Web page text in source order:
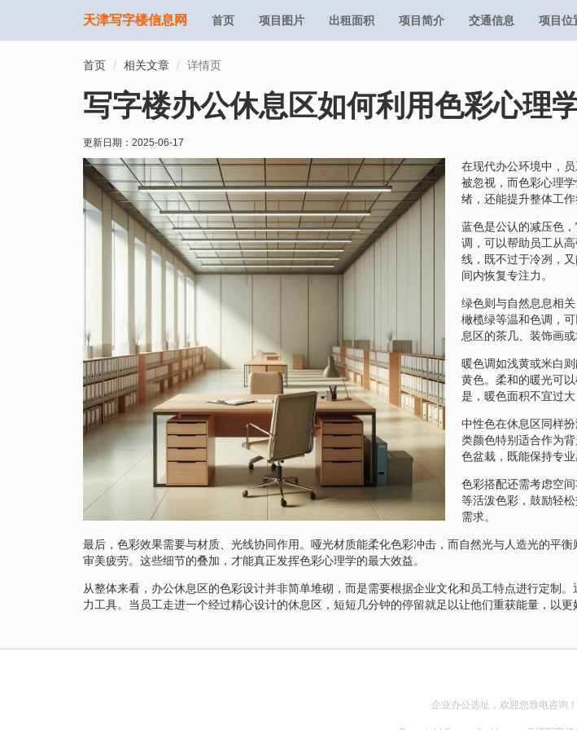
天津写字楼信息网 首页 项目图片 出租面积 项目简介 交通信息 项目位
首页 相关文章 详情页
写字楼办公休息区如何利用色彩心理
更新日期： 2025-06-17
在现代办公环境中，
被忽视，而色彩心理
绪，还能提升整体工
蓝色是公认的减压色
调，可以帮助员工从
线，既不过于冷冽，
间内恢复专注力。
绿色则与自然息息相
橄榄绿等温和色调，
息区的茶几、装饰画
暖色调如浅黄或米白
黄色。柔和的暖光可
是，暖色面积不宜过
中性色在休息区同样
类颜色特别适合作为
色盆栽，既能保持专业
色彩搭配还需考虑空
等活泼色彩，鼓励轻
需求。
最后，色彩效果需要与材质、光线协同作用。哑光材质能柔化色彩冲击，而自然光与人造光的平
审美疲劳。这些细节的叠加，才能真正发挥色彩心理学的最大效益。
从整体来看，办公休息区的色彩设计并非简单堆砌，而是需要根据企业文化和员工特点进行定制
力工具。当员工走进一个经过精心设计的休息区，短短几分钟的停留就足以让他们重获能量，以更
企业办公选址，欢迎您致电咨询！